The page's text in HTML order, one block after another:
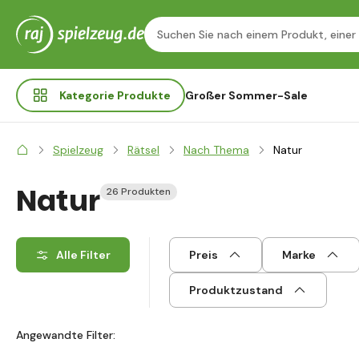
Kategorie Produkte Großer Sommer-Sale
Spielzeug Rätsel Nach Thema Natur
Natur 26 Produkten
Alle Filter Preis Marke
Produktzustand
Angewandte Filter: